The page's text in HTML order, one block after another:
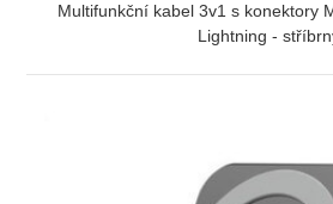
Multifunkční kabel 3v1 s konektory
Lightning -